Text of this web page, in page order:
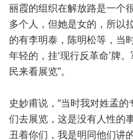
丽霞的组织在解放路是一个
多个人，但她是女的，所以
的有李明泰，陈明松等，当
年轻的，挂‘现行反革命’牌
民来看展览”。
史妙甫说，“当时我对姓孟
们去展览，这是没有人性的
丑着你们，我是明同他们讲